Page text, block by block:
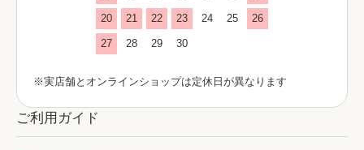
20 21 22 23 24 25 26
27 28 29 30
※実店舗とオンラインショップは定休日が異なります
ご利用ガイド